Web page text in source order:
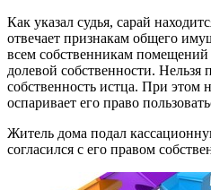
Как указал судья, сарай
отвечает признакам общего
всем собственникам
долевой собственности. Нельзя
собственность истца. При
оспаривает его право
Житель дома подал
согласился с его правом